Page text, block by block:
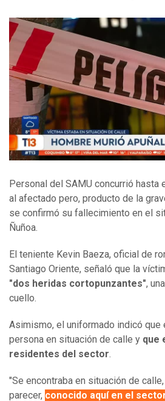
Personal del SAMU concurrió hasta
al afectado pero, producto de la
se confirmó su fallecimiento en el
Ñuñoa.
El teniente Kevin Baeza, oficial de
Santiago Oriente, señaló que la
"dos heridas cortopunzantes",
cuello.
Asimismo, el uniformado indicó que
persona en situación de calle y que
residentes del sector.
"Se encontraba en situación de
parecer, conocido aquí en el